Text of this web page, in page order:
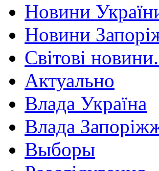
Новини
Новини
Світові
Актуально
Влада Україна
Влада
Выборы